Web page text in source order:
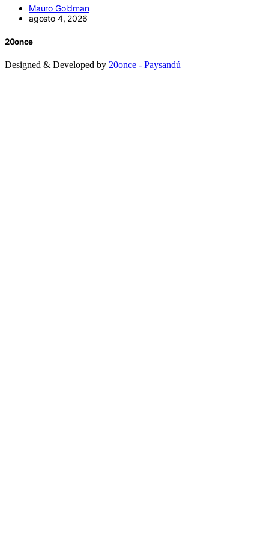
Mauro Goldman
agosto 4, 2026
20once
Designed & Developed by 20once - Paysandú